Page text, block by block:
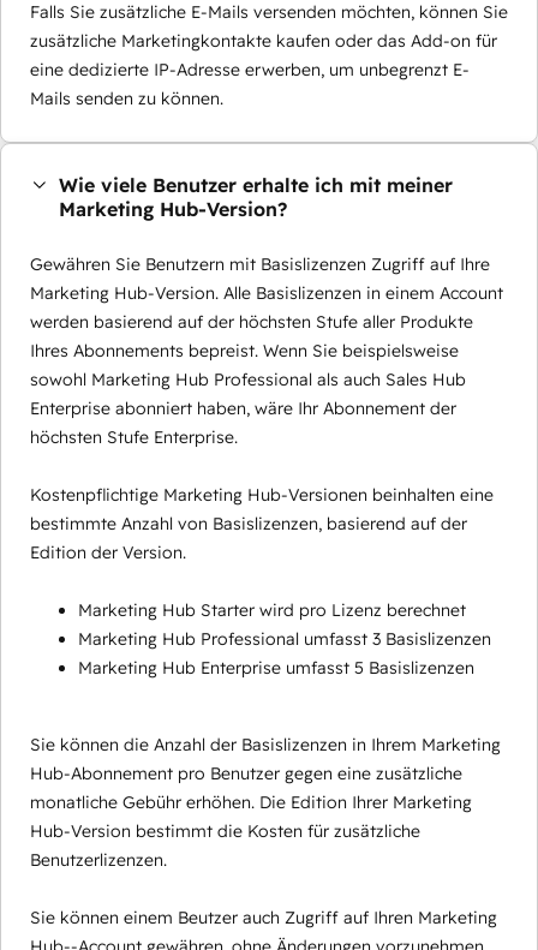
Falls Sie zusätzliche E-Mails versenden möchten, können Sie
zusätzliche Marketingkontakte kaufen oder das Add-on für
eine dedizierte IP-Adresse erwerben, um unbegrenzt E-
Mails senden zu können.
Wie viele Benutzer erhalte ich mit meiner
Marketing Hub-Version?
Gewähren Sie Benutzern mit Basislizenzen Zugriff auf Ihre
Marketing Hub-Version. Alle Basislizenzen in einem Account
werden basierend auf der höchsten Stufe aller Produkte
Ihres Abonnements bepreist. Wenn Sie beispielsweise
sowohl Marketing Hub Professional als auch Sales Hub
Enterprise abonniert haben, wäre Ihr Abonnement der
höchsten Stufe Enterprise.
Kostenpflichtige Marketing Hub-Versionen beinhalten eine
bestimmte Anzahl von Basislizenzen, basierend auf der
Edition der Version.
Marketing Hub Starter wird pro Lizenz berechnet
Marketing Hub Professional umfasst 3 Basislizenzen
Marketing Hub Enterprise umfasst 5 Basislizenzen
Sie können die Anzahl der Basislizenzen in Ihrem Marketing
Hub-Abonnement pro Benutzer gegen eine zusätzliche
monatliche Gebühr erhöhen. Die Edition Ihrer Marketing
Hub-Version bestimmt die Kosten für zusätzliche
Benutzerlizenzen.
Sie können einem Beutzer auch Zugriff auf Ihren Marketing